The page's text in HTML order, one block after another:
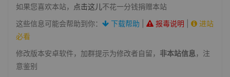
如果您喜欢本站， 点击这儿不花一分钱捐赠本站
这些信息可能会帮助到你：
下载帮助 报毒说明
进站
必看
修改版本安卓软件，加群提示为修改者自留， 非本站信息，注
意鉴别